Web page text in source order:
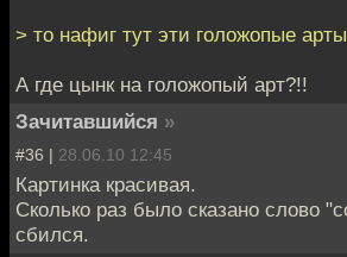
> то нафиг тут эти голожопые
А где цынк на голожопый арт?!!
Зачитавшийся »
#36 | 28.06.10 12:45
Картинка красивая.
Сколько раз было сказано слово
сбился.